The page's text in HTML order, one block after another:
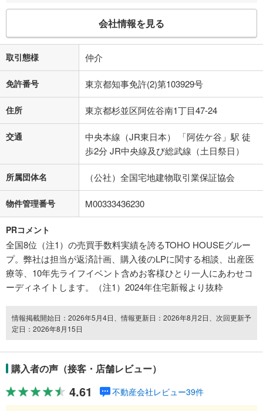
会社情報を見る
取引態様 仲介
免許番号 東京都知事免許(2)第103929号
住所 東京都杉並区阿佐谷南1丁目47-24
交通
中央本線（JR東日本） 「阿佐ケ谷」駅 徒
歩2分 JR中央線及び総武線（土日祭日）
所属団体名 （公社）全国宅地建物取引業保証協会
物件管理番号 M00333436230
PRコメント
全国8位（注1）の売買手数料実績を誇るTOHO HOUSEグルー
プ。弊社は担当が返済計画、購入後のLPに関する相談、出産医
療等、10年先ライフイベント含めお客様ひとり一人にあわせコ
ーディネイトします。（注1）2024年住宅新報より抜粋
情報掲載開始日：2026年5月4日、情報更新日：2026年8月2日、次回更新予
定日：2026年8月15日
購入者の声（接客・店舗レビュー）
4.61 不動産会社レビュー39件